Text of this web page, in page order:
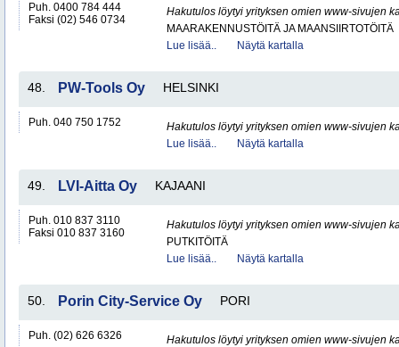
Puh. 0400 784 444
Faksi (02) 546 0734
Hakutulos löytyi yrityksen omien www-sivujen
MAARAKENNUSTÖITÄ JA MAANSIIRTOTÖITÄ
Lue lisää..
Näytä kartalla
48. PW-Tools Oy HELSINKI
Puh. 040 750 1752
Hakutulos löytyi yrityksen omien www-sivujen
Lue lisää..
Näytä kartalla
49. LVI-Aitta Oy KAJAANI
Puh. 010 837 3110
Faksi 010 837 3160
Hakutulos löytyi yrityksen omien www-sivujen
PUTKITÖITÄ
Lue lisää..
Näytä kartalla
50. Porin City-Service Oy PORI
Puh. (02) 626 6326 Hakutulos löytyi yrityksen omien www-sivujen